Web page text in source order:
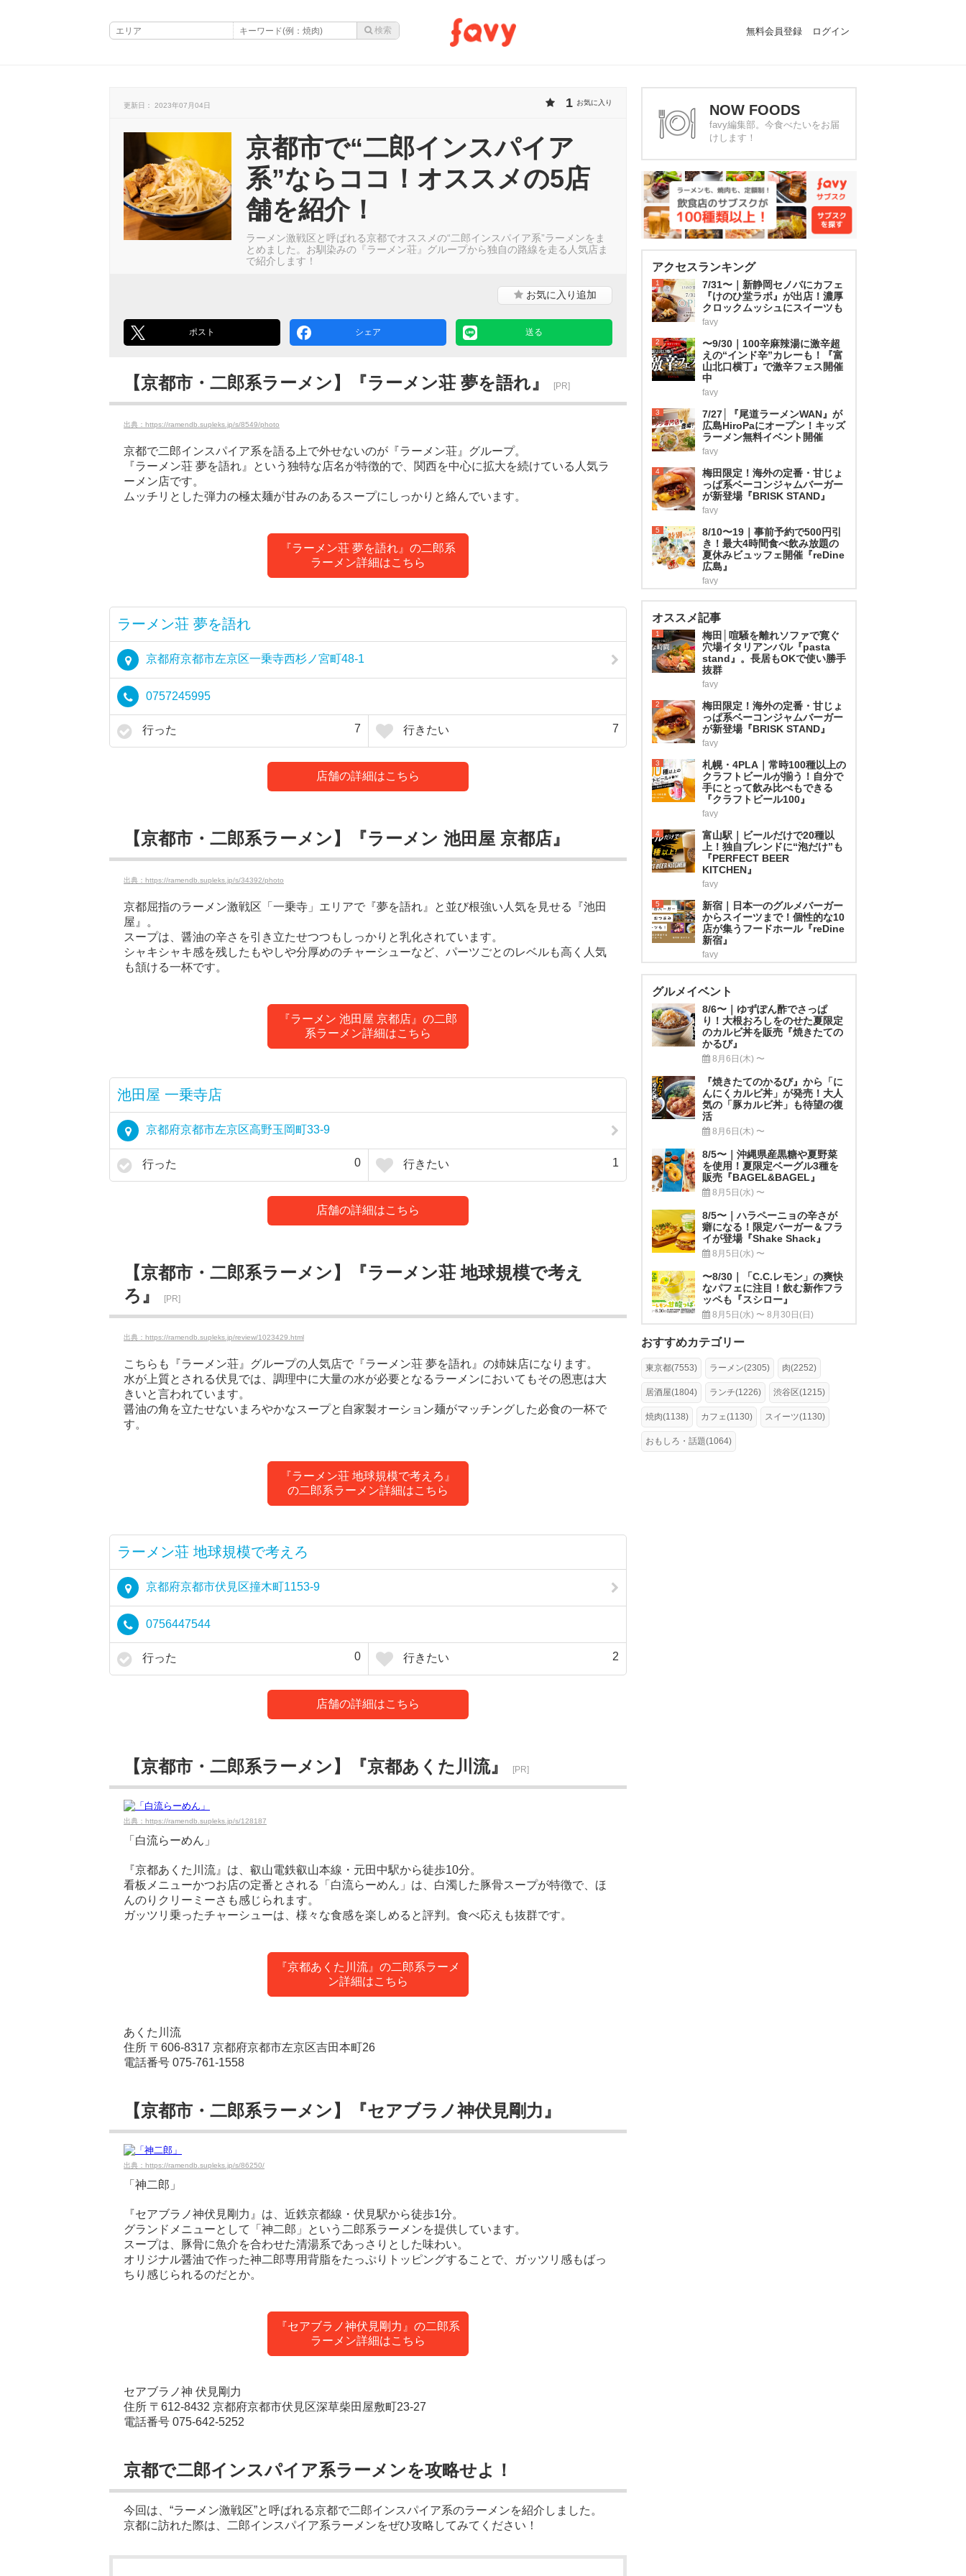
無料会員登録 ログイン
更新日： 2023年07月04日 1 お気に入り
京都市で“二郎インスパイア
系”ならココ！オススメの5店
舗を紹介！
ラーメン激戦区と呼ばれる京都でオススメの“二郎インスパイア系”ラーメンをま
とめました。お馴染みの『ラーメン荘』グループから独自の路線を走る人気店ま
で紹介します！
お気に入り追加
ポスト シェア 送る
【京都市・二郎系ラーメン】『ラーメン荘 夢を語れ』 [PR]
出典：https://ramendb.supleks.jp/s/8549/photo
京都で二郎インスパイア系を語る上で外せないのが『ラーメン荘』グループ。
『ラーメン荘 夢を語れ』という独特な店名が特徴的で、関西を中心に拡大を続けている人気ラ
ーメン店です。
ムッチリとした弾力の極太麺が甘みのあるスープにしっかりと絡んでいます。
『ラーメン荘 夢を語れ』の二郎系
ラーメン詳細はこちら
ラーメン荘 夢を語れ
京都府京都市左京区一乗寺西杉ノ宮町48-1
0757245995
行った 7 行きたい 7
店舗の詳細はこちら
【京都市・二郎系ラーメン】『ラーメン 池田屋 京都店』
出典：https://ramendb.supleks.jp/s/34392/photo
京都屈指のラーメン激戦区「一乗寺」エリアで『夢を語れ』と並び根強い人気を見せる『池田
屋』。
スープは、醤油の辛さを引き立たせつつもしっかりと乳化されています。
シャキシャキ感を残したもやしや分厚めのチャーシューなど、パーツごとのレベルも高く人気
も頷ける一杯です。
『ラーメン 池田屋 京都店』の二郎
系ラーメン詳細はこちら
池田屋 一乗寺店
京都府京都市左京区高野玉岡町33-9
行った 0 行きたい 1
店舗の詳細はこちら
【京都市・二郎系ラーメン】『ラーメン荘 地球規模で考え
ろ』
[PR]
出典：https://ramendb.supleks.jp/review/1023429.html
こちらも『ラーメン荘』グループの人気店で『ラーメン荘 夢を語れ』の姉妹店になります。
水が上質とされる伏見では、調理中に大量の水が必要となるラーメンにおいてもその恩恵は大
きいと言われています。
醤油の角を立たせないまろやかなスープと自家製オーション麺がマッチングした必食の一杯で
す。
『ラーメン荘 地球規模で考えろ』
の二郎系ラーメン詳細はこちら
ラーメン荘 地球規模で考えろ
京都府京都市伏見区撞木町1153-9
0756447544
行った 0 行きたい 2
店舗の詳細はこちら
【京都市・二郎系ラーメン】『京都あくた川流』 [PR]
出典：https://ramendb.supleks.jp/s/128187
「白流らーめん」
『京都あくた川流』は、叡山電鉄叡山本線・元田中駅から徒歩10分。
看板メニューかつお店の定番とされる「白流らーめん」は、白濁した豚骨スープが特徴で、ほ
んのりクリーミーさも感じられます。
ガッツリ乗ったチャーシューは、様々な食感を楽しめると評判。食べ応えも抜群です。
『京都あくた川流』の二郎系ラーメ
ン詳細はこちら
あくた川流
住所 〒606-8317 京都府京都市左京区吉田本町26
電話番号 075-761-1558
【京都市・二郎系ラーメン】『セアブラノ神伏見剛力』
出典：https://ramendb.supleks.jp/s/86250/
「神二郎」
『セアブラノ神伏見剛力』は、近鉄京都線・伏見駅から徒歩1分。
グランドメニューとして「神二郎」という二郎系ラーメンを提供しています。
スープは、豚骨に魚介を合わせた清湯系であっさりとした味わい。
オリジナル醤油で作った神二郎専用背脂をたっぷりトッピングすることで、ガッツリ感もばっ
ちり感じられるのだとか。
『セアブラノ神伏見剛力』の二郎系
ラーメン詳細はこちら
セアブラノ神 伏見剛力
住所 〒612-8432 京都府京都市伏見区深草柴田屋敷町23-27
電話番号 075-642-5252
京都で二郎インスパイア系ラーメンを攻略せよ！
今回は、“ラーメン激戦区”と呼ばれる京都で二郎インスパイア系のラーメンを紹介しました。
京都に訪れた際は、二郎インスパイア系ラーメンをぜひ攻略してみてください！
NOW FOODS
favy編集部。今食べたいをお届
けします！
アクセスランキング
1
7/31〜｜新静岡セノバにカフェ
『けのひ堂ラボ』が出店！濃厚
クロックムッシュにスイーツも
favy
2
〜9/30｜100辛麻辣湯に激辛超
えの“インド辛”カレーも！『富
山北口横丁』で激辛フェス開催
中
favy
3
7/27│『尾道ラーメンWAN』が
広島HiroPaにオープン！キッズ
ラーメン無料イベント開催
favy
4
梅田限定！海外の定番・甘じょ
っぱ系ベーコンジャムバーガー
が新登場『BRISK STAND』
favy
5
8/10〜19｜事前予約で500円引
き！最大4時間食べ飲み放題の
夏休みビュッフェ開催『reDine
広島』
favy
オススメ記事
1
梅田│喧騒を離れソファで寛ぐ
穴場イタリアンバル『pasta
stand』。長居もOKで使い勝手
抜群
favy
2
梅田限定！海外の定番・甘じょ
っぱ系ベーコンジャムバーガー
が新登場『BRISK STAND』
favy
3
札幌・4PLA｜常時100種以上の
クラフトビールが揃う！自分で
手にとって飲み比べもできる
『クラフトビール100』
favy
4
富山駅｜ビールだけで20種以
上！独自ブレンドに“泡だけ”も
『PERFECT BEER
KITCHEN』
favy
5
新宿｜日本一のグルメバーガー
からスイーツまで！個性的な10
店が集うフードホール『reDine
新宿』
favy
グルメイベント
8/6〜｜ゆずぽん酢でさっぱ
り！大根おろしをのせた夏限定
のカルビ丼を販売『焼きたての
かるび』
8月6日(木) 〜
『焼きたてのかるび』から「に
んにくカルビ丼」が発売！大人
気の「豚カルビ丼」も待望の復
活
8月6日(木) 〜
8/5〜｜沖縄県産黒糖や夏野菜
を使用！夏限定ベーグル3種を
販売『BAGEL&BAGEL』
8月5日(水) 〜
8/5〜｜ハラペーニョの辛さが
癖になる！限定バーガー＆フラ
イが登場『Shake Shack』
8月5日(水) 〜
〜8/30｜「C.C.レモン」の爽快
なパフェに注目！飲む新作フラ
ッペも『スシロー』
8月5日(水) 〜 8月30日(日)
おすすめカテゴリー
東京都(7553) ラーメン(2305) 肉(2252)
居酒屋(1804) ランチ(1226) 渋谷区(1215)
焼肉(1138) カフェ(1130) スイーツ(1130)
おもしろ・話題(1064)